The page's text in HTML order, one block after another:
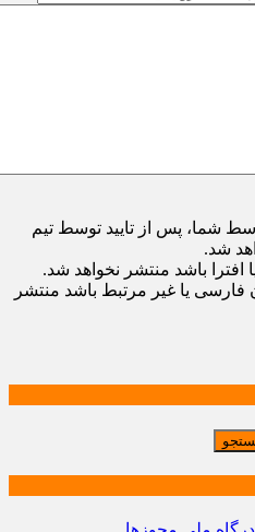
شما، پس از تایید توسط تیم
شد.
افترا باشد منتشر نخواهد شد.
فارسی یا غیر مرتبط باشد منتشر